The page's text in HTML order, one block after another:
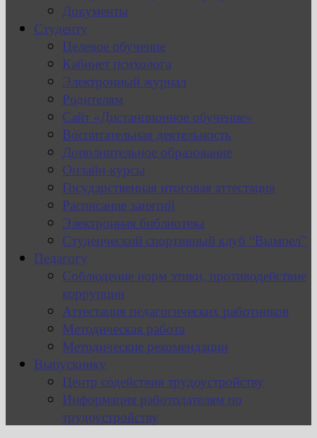
Документы
Студенту
Целевое обучение
Кабинет психолога
Электронный журнал
Родителям
Сайт «Дистанционное обучение»
Воспитательная деятельность
Дополнительное образование
Онлайн-курсы
Государственная итоговая аттестация
Расписание занятий
Электронная библиотека
Студенческий спортивный клуб “Вымпел”
Педагогу
Соблюдение норм этики, противодействие
коррупции
Аттестация педагогических работников
Методическая работа
Методические рекомендации
Выпускнику
Центр содействия трудоустройству
Информация работодателям по
трудоустройству